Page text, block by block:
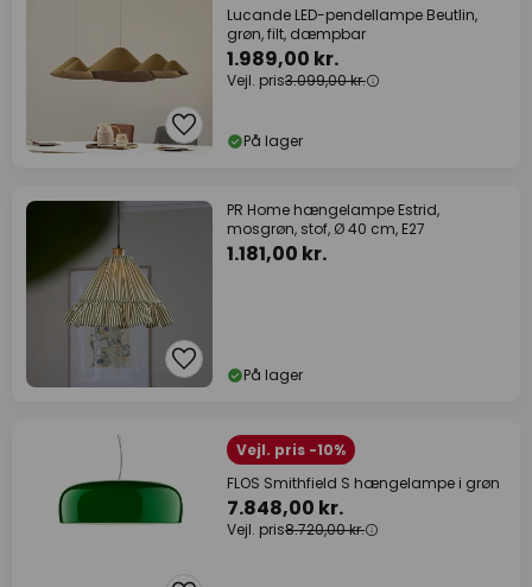
Lucande LED-pendellampe Beutlin,
grøn, filt, dæmpbar
1.989,00 kr.
Vejl. pris3.099,00 kr.
På lager
PR Home hængelampe Estrid,
mosgrøn, stof, Ø 40 cm, E27
1.181,00 kr.
På lager
Vejl. pris -10%
FLOS Smithfield S hængelampe i grøn
7.848,00 kr.
Vejl. pris8.720,00 kr.